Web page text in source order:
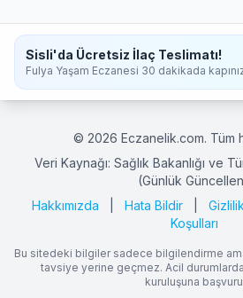
Sisli'da Ücretsiz İlaç Teslimatı!
Fulya Yaşam Eczanesi 30 dakikada
© 2026 Eczanelik.com. Tüm
Veri Kaynağı: Sağlık Bakanlığı ve
(Günlük
Hakkımızda
Hata Bildir
Koşulları
Bu sitedeki bilgiler sadece bilgilendirme
tavsiye yerine geçmez. Acil
kuruluşuna